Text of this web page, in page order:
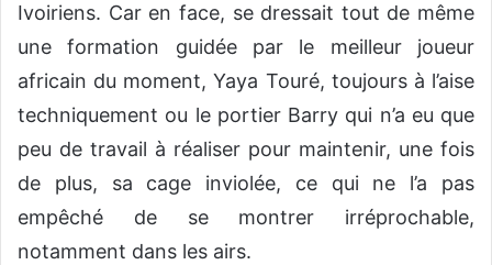
Ivoiriens. Car en face, se dressait tout de même
une formation guidée par le meilleur joueur
africain du moment, Yaya Touré, toujours à l’aise
techniquement ou le portier Barry qui n’a eu que
peu de travail à réaliser pour maintenir, une fois
de plus, sa cage inviolée, ce qui ne l’a pas
empêché de se montrer irréprochable,
notamment dans les airs.